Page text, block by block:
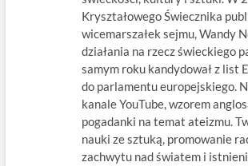
Kryształowego Świecznika
wicemarszałek sejmu, Wandy
działania na rzecz świeckiego
samym roku kandydował z list
do parlamentu europejskiego.
kanale YouTube, wzorem
pogadanki na temat ateizmu.
nauki ze sztuką, promowanie
zachwytu nad światem i